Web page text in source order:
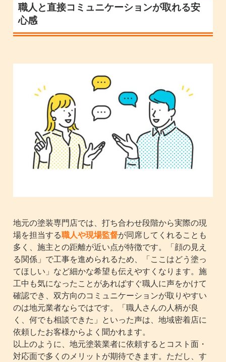
職人と直接コミュニケーションが取れる安
心感
地元の塗装専門店では、打ち合わせ段階から実際の現
場を担当する職人や現場監督が同席してくれることも
多く、施主との距離が近い点が特徴です。「顔の見え
る関係」で工事を進められるため、「ここはどう塗っ
てほしい」など細かな希望も伝えやすくなります。施
工中も気になったことがあればすぐ職人に声をかけて
確認でき、双方向のコミュニケーションが取りやすい
のは地元業者ならではです。「職人さんの人柄が良
く、何でも相談できた」といった声は、地域密着店に
依頼したお客様からよく聞かれます。
以上のように、地元塗装業者に依頼するとコスト面・
対応面で多くのメリットが期待できます。ただし、す